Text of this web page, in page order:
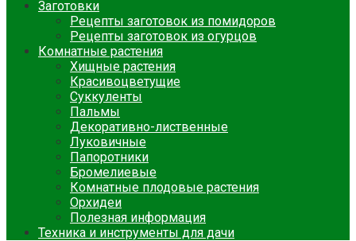
Заготовки
Рецепты заготовок из помидоров
Рецепты заготовок из огурцов
Комнатные растения
Хищные растения
Красивоцветущие
Суккуленты
Пальмы
Декоративно-лиственные
Луковичные
Папоротники
Бромелиевые
Комнатные плодовые растения
Орхидеи
Полезная информация
Техника и инструменты для дачи